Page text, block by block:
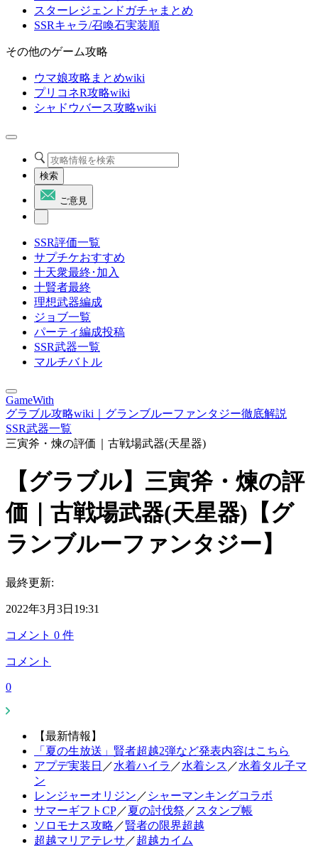
スターレジェンドガチャまとめ
SSRキャラ/召喚石実装順
その他のゲーム攻略
ウマ娘攻略まとめwiki
プリコネR攻略wiki
シャドウバース攻略wiki
検索
ご意見
SSR評価一覧
サプチケおすすめ
十天衆最終･加入
十賢者最終
理想武器編成
ジョブ一覧
パーティ編成投稿
SSR武器一覧
マルチバトル
GameWith
グラブル攻略wiki｜グランブルーファンタジー徹底解説
SSR武器一覧
三寅斧・煉の評価｜古戦場武器(天星器)
【グラブル】三寅斧・煉の評
価｜古戦場武器(天星器)【グ
ランブルーファンタジー】
最終更新:
2022年3月3日19:31
コメント 0 件
コメント
0
【最新情報】
「夏の生放送」賢者超越2弾など発表内容はこちら
アプデ実装日 ／水着ハイラ ／水着シス ／水着タル子マ
ン
レンジャーオリジン ／ シャーマンキングコラボ
サマーギフトCP／夏の討伐祭 ／ スタンプ帳
ソロモナス攻略 ／賢者の限界超越
超越マリアテレサ ／超越カイム